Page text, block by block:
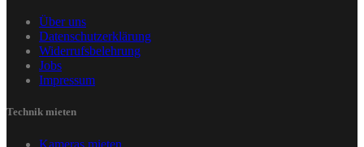
Über uns
Datenschutzerklärung
Widerrufsbelehrung
Jobs
Impressum
Technik mieten
Kameras mieten